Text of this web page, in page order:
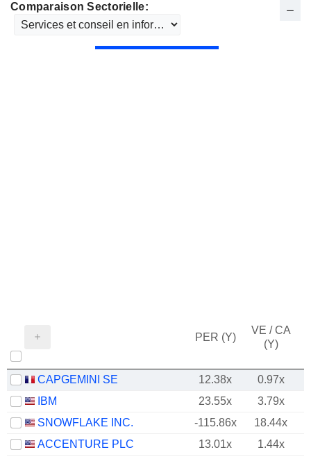
Comparaison Sectorielle:
PER (Y)
VE / CA
(Y)
CAPGEMINI SE 12.38x
0.97x
IBM
23.55x 3.79x
SNOWFLAKE INC.
-115.86x 18.44x
ACCENTURE PLC
13.01x
1.44x